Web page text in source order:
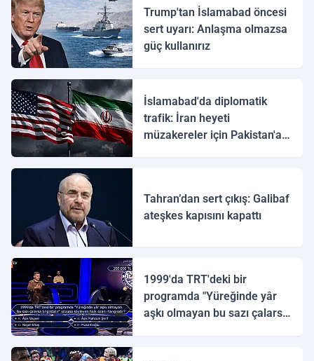
Trump'tan İslamabad öncesi
sert uyarı: Anlaşma olmazsa
güç kullanırız
İslamabad'da diplomatik
trafik: İran heyeti
müzakereler için Pakistan'a
Tahran’dan sert çıkış: Galibaf
ateşkes kapısını kapattı
1999'da TRT'deki bir
programda "Yüreğinde yâr
aşkı olmayan bu sazı çalarsa